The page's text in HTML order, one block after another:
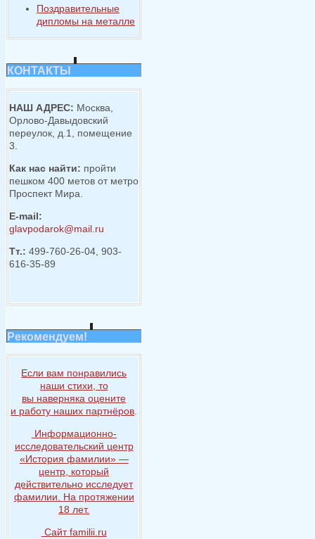
Поздравительные
дипломы на металле
КОНТАКТЫ
НАШ АДРЕС: Москва,
Орлово-Давыдовский
переулок, д.1, помещение
3.
Как нас найти: пройти
пешком 400 метов от метро
Проспект Мира.
E-mail:
glavpodarok@mail.ru
Тт.: 499-760-26-04, 903-
616-35-89
Рекомендуем!
Если вам понравились
наши стихи, то
вы наверняка оцените
и работу наших партнёров.
Информационно-
исследовательский центр
«История фамилии» —
центр, который
действительно исследует
фамилии. На протяжении
18 лет.
Сайт familii.ru